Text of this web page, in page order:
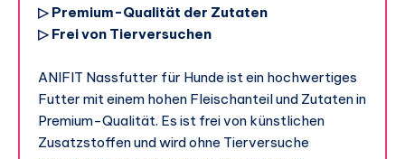
▷ Premium-Qualität der Zutaten
▷ Frei von Tierversuchen
ANIFIT Nassfutter für Hunde ist ein hochwertiges
Futter mit einem hohen Fleischanteil und Zutaten in
Premium-Qualität. Es ist frei von künstlichen
Zusatzstoffen und wird ohne Tierversuche